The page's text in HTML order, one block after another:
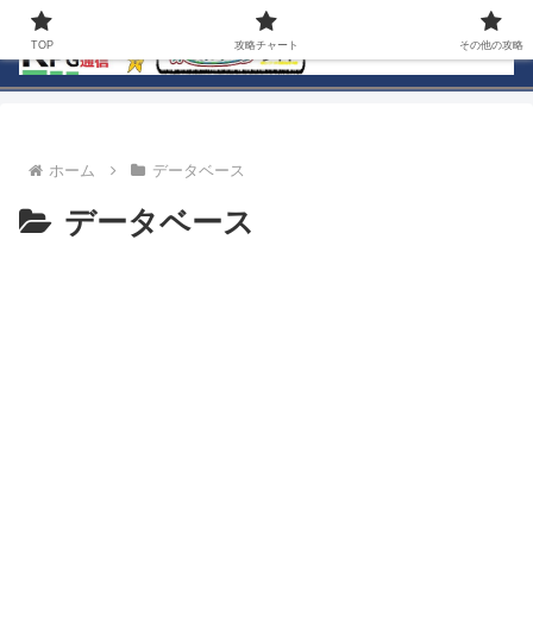
ホーム データベース
データベース
TOP 攻略チャート その他の攻略